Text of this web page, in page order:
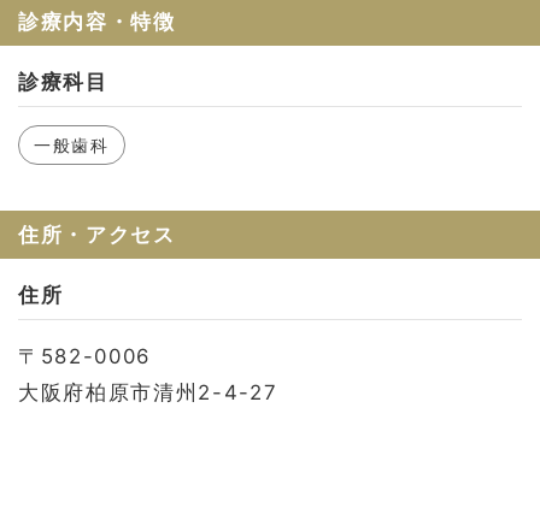
診療内容・特徴
診療科目
一般歯科
住所・アクセス
住所
〒582-0006
大阪府柏原市清州2-4-27